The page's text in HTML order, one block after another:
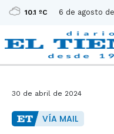
10.1 ºC 6 de agosto
30 de abril de 2024
VÍA MAIL